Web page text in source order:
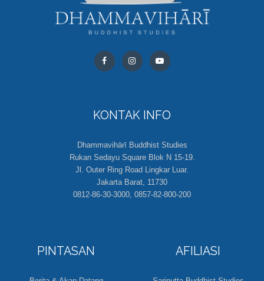
KONTAK INFO
Dhammavihārī Buddhist Studies
Rukan Sedayu Square Blok N 15-19.
Jl. Outer Ring Road Lingkar Luar.
Jakarta Barat, 11730
0812-86-30-3000, 0857-82-800-200
PINTASAN AFILIASI